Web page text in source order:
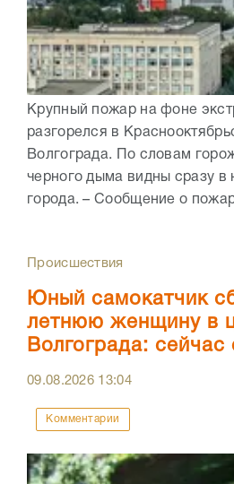
Крупный пожар на фоне
разгорелся в
Волгограда. По словам
черного дыма видны сразу в
города. – Сообщение о
Происшествия
Юный самокатчик
летнюю женщину в
Волгограда: сейчас
09.08.2026 13:04
Комментарии